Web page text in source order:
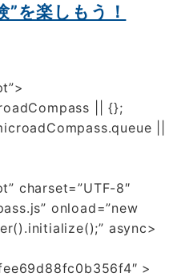
”を楽しもう！
|| {};
||
charset=”UTF-8″
onload=”new
async>
>